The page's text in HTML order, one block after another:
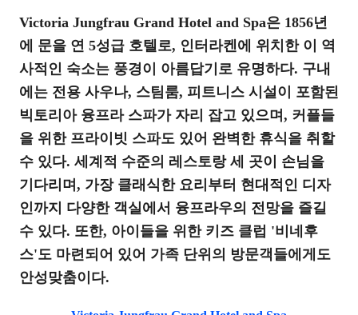
Victoria Jungfrau Grand Hotel and Spa은 1856년
에 문을 연 5성급 호텔로, 인터라켄에 위치한 이 역
사적인 숙소는 풍경이 아름답기로 유명하다. 구내
에는 전용 사우나, 스팀룸, 피트니스 시설이 포함된
빅토리아 융프라 스파가 자리 잡고 있으며, 커플들
을 위한 프라이빗 스파도 있어 완벽한 휴식을 취할
수 있다. 세계적 수준의 레스토랑 세 곳이 손님을
기다리며, 가장 클래식한 요리부터 현대적인 디자
인까지 다양한 객실에서 융프라우의 전망을 즐길
수 있다. 또한, 아이들을 위한 키즈 클럽 '비네후
스'도 마련되어 있어 가족 단위의 방문객들에게도
안성맞춤이다.